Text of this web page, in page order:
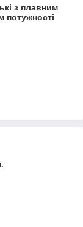
з плавним
потужності